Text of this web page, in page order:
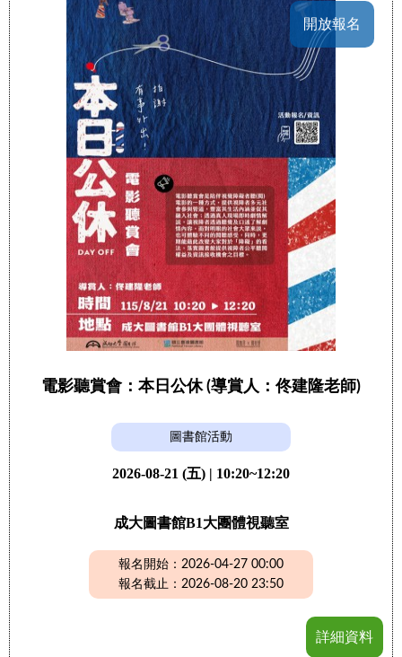
開放報名
電影聽賞會：本日公休 (導賞人：佟建隆老師)
圖書館活動
2026-08-21 (五) | 10:20~12:20
成大圖書館B1大團體視聽室
報名開始：2026-04-27 00:00
報名截止：2026-08-20 23:50
詳細資料